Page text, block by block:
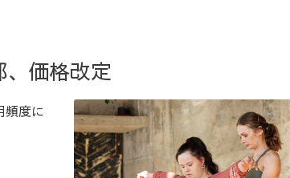
価格改定
頻度に